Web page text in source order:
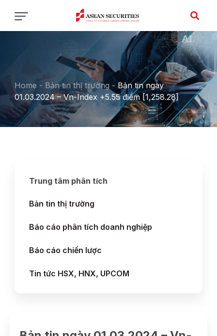
Home - Bản tin thị trường -Bản tin ngày
01.03.2024 – Vn-Index +5.55 điểm [1,258.28]
Trung tâm phân tích
Bản tin thị trường
Báo cáo phân tích doanh nghiệp
Báo cáo chiến lược
Tin tức HSX, HNX, UPCOM